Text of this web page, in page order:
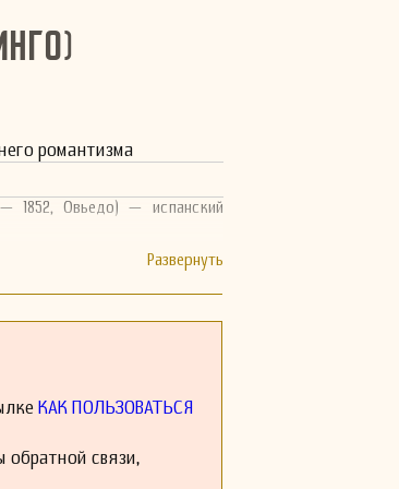
романтизма
1852, Овьедо) — испанский
КАК ПОЛЬЗОВАТЬСЯ
связи,